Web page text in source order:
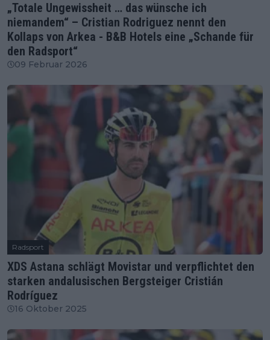
„Totale Ungewissheit … das wünsche ich
niemandem“ – Cristian Rodriguez nennt den
Kollaps von Arkea - B&B Hotels eine „Schande für
den Radsport“
09 Februar 2026
Radsport
XDS Astana schlägt Movistar und verpflichtet den
starken andalusischen Bergsteiger Cristián
Rodríguez
16 Oktober 2025